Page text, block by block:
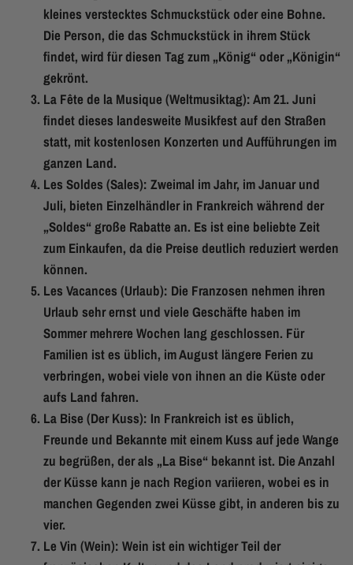
kleines verstecktes Schmuckstück oder eine Bohne.
Die Person, die das Schmuckstück in ihrem Stück
findet, wird für diesen Tag zum „König“ oder „Königin“
gekrönt.
La Fête de la Musique (Weltmusiktag): Am 21. Juni
findet dieses landesweite Musikfest auf den Straßen
statt, mit kostenlosen Konzerten und Aufführungen im
ganzen Land.
Les Soldes (Sales): Zweimal im Jahr, im Januar und
Juli, bieten Einzelhändler in Frankreich während der
„Soldes“ große Rabatte an. Es ist eine beliebte Zeit
zum Einkaufen, da die Preise deutlich reduziert werden
können.
Les Vacances (Urlaub): Die Franzosen nehmen ihren
Urlaub sehr ernst und viele Geschäfte haben im
Sommer mehrere Wochen lang geschlossen. Für
Familien ist es üblich, im August längere Ferien zu
verbringen, wobei viele von ihnen an die Küste oder
aufs Land fahren.
La Bise (Der Kuss): In Frankreich ist es üblich,
Freunde und Bekannte mit einem Kuss auf jede Wange
zu begrüßen, der als „La Bise“ bekannt ist. Die Anzahl
der Küsse kann je nach Region variieren, wobei es in
manchen Gegenden zwei Küsse gibt, in anderen bis zu
vier.
Le Vin (Wein): Wein ist ein wichtiger Teil der